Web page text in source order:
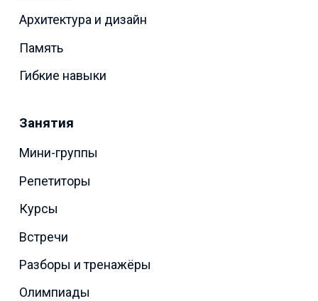
Архитектура и дизайн
Память
Гибкие навыки
Занятия
Мини-группы
Репетиторы
Курсы
Встречи
Разборы и тренажёры
Олимпиады